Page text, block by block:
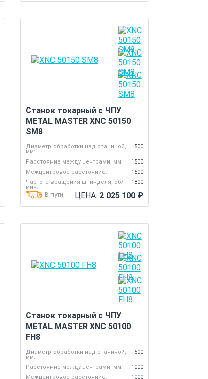
Станок токарный с ЧПУ
METAL MASTER XNC 50150
SM8
Диаметр обработки над станиной,
мм:
500
Расстояние между центрами, мм:
1500
Межцентровое расстояние:
1500
Частота вращения шпинделя, об/
мин:
1800
В пути ЦЕНА: 2 025 100 ₽
Станок токарный с ЧПУ
METAL MASTER XNC 50100
FH8
Диаметр обработки над станиной,
мм:
500
Расстояние между центрами, мм:
1000
Межцентровое расстояние:
1000